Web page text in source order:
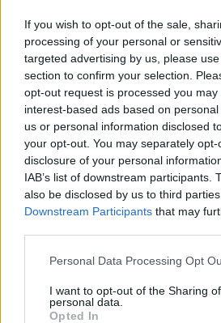
If you wish to opt-out of the sale,
processing of your personal or
targeted advertising by us, please
section to confirm your selection.
opt-out request is processed you may
interest-based ads based on
us or personal information disclosed
your opt-out. You may separately
disclosure of your personal
IAB’s list of downstream participants.
also be disclosed by us to third
Downstream Participants that may
Personal Data Processing Opt
I want to opt-out of the Sharing
personal data.
Opted In
Suosittu kunto-ohjaaja Joe
julkaisemaan puolituntisia
Info
Lähetä uutisvinkki
RSS-ohje